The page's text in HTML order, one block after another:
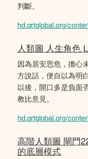
判斷。
hd.qrtglobal.org/
人類圖 人生角色
因為居安思危，擔心
方說話，便自以為明
以後，開口多是負面
教比意見。
hd.qrtglobal.org/
高階人類圖 閘門
的底層模式